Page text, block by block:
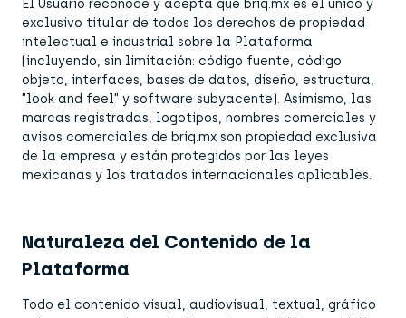
El Usuario reconoce y acepta que briq.mx es el único y
exclusivo titular de todos los derechos de propiedad
intelectual e industrial sobre la Plataforma
(incluyendo, sin limitación: código fuente, código
objeto, interfaces, bases de datos, diseño, estructura,
"look and feel" y software subyacente). Asimismo, las
marcas registradas, logotipos, nombres comerciales y
avisos comerciales de briq.mx son propiedad exclusiva
de la empresa y están protegidos por las leyes
mexicanas y los tratados internacionales aplicables.
Naturaleza del Contenido de la
Plataforma
Todo el contenido visual, audiovisual, textual, gráfico